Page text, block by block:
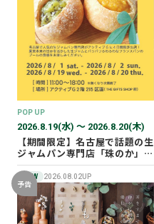
POP UP
2026.8.19(水) 〜 2026.8.20(木)
【期間限定】名古屋で話題の生
ジャムパン専門店「珠のか」
POP UP SHOP
NEW 2026.08.02UP
予告